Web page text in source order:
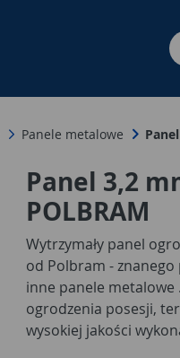
Menu Produktów,
Panele metalowe
Panel 3,2
POLBRAM
Wytrzymały panel
od Polbram -
inne panele metalowe
ogrodzenia posesji,
wysokiej jakości
cenie cieszy się